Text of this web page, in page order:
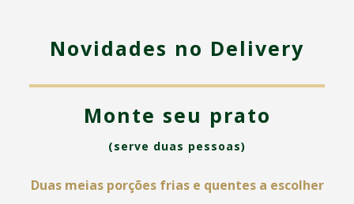
Novidades no Delivery
Monte seu prato
(serve duas pessoas)
Duas meias porções frias e quentes a escolher